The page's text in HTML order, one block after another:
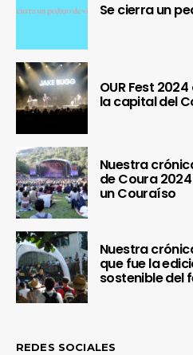
Se cierra un
OUR Fest
la capital del
Nuestra
de Coura
un Couraíso
Nuestra
que fue la
sostenible del
REDES SOCIALES